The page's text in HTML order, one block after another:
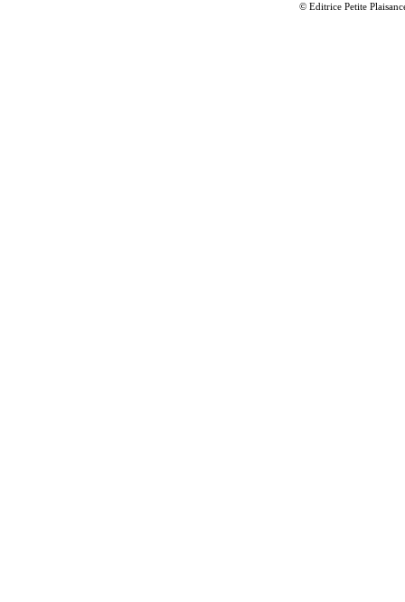
© Editrice Petite